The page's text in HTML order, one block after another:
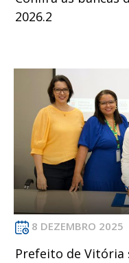
2026.2
8 DEZEMBRO 2025
Prefeito de Vitória